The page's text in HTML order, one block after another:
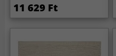
11 629 Ft